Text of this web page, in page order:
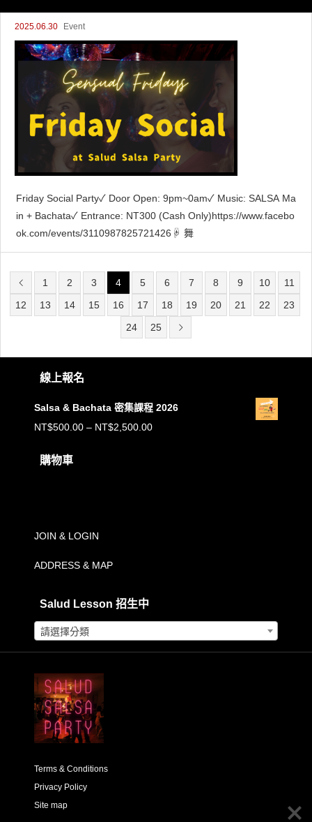
2025.06.30 Event
Friday Social Party✓ Door Open: 9pm~0am✓ Music: SALSA Ma
in + Bachata✓ Entrance: NT300 (Cash Only)https://www.facebo
ok.com/events/3110987825721426☟ 舞
1 2 3 4 5 6 7 8 9 10
11
12
13 14 15 16 17 18 19 20 21 22
23
24
25
線上報名
Salsa & Bachata 密集課程 2026
NT$500.00 – NT$2,500.00價
購物車
JOIN & LOGIN
ADDRESS & MAP
Salud Lesson 招生中
請選擇分類
Terms & Conditions
Privacy Policy
Site map